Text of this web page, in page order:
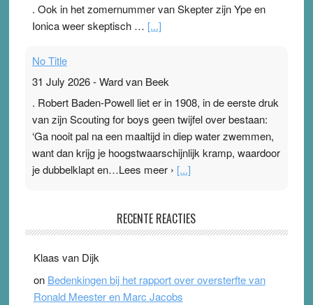
. Ook in het zomernummer van Skepter zijn Ype en
Ionica weer skeptisch … [...]
No Title
31 July 2026-Ward van Beek
. Robert Baden-Powell liet er in 1908, in de eerste druk
van zijn Scouting for boys geen twijfel over bestaan:
‘Ga nooit pal na een maaltijd in diep water zwemmen,
want dan krijg je hoogstwaarschijnlijk kramp, waardoor
je dubbelklapt en…Lees meer › [...]
Ward van Beek
topsporters. Ze hopen ermee hun hartslag te verlagen
terwijl ze meer zuurstof opnemen. Daarop heeft zo’n
pleister geen effect. Maar het gevoel ‘makkelijker te
RECENTE REACTIES
Klaas van Dijk
on Bedenkingen bij het rapport over oversterfte van
Ronald Meester en Marc Jacobs